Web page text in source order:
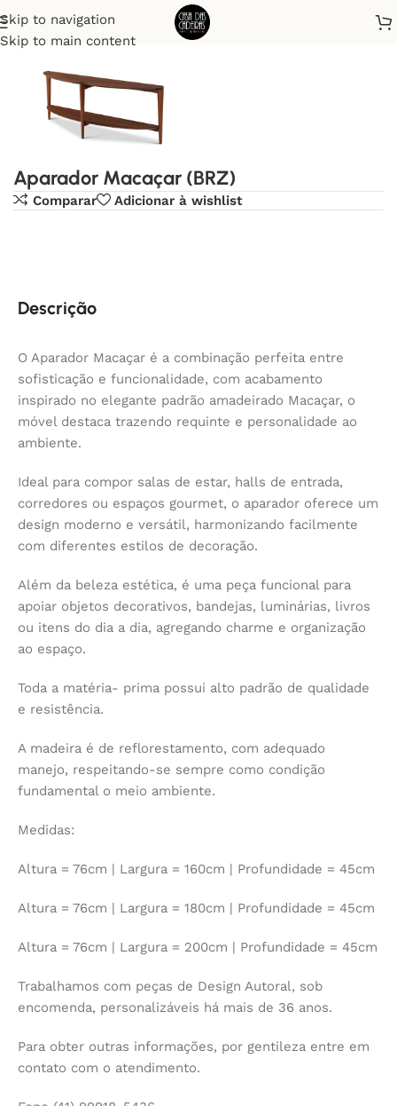
Skip to navigation
Skip to main content
Início Aparadores
Aparador Macaçar (BRZ)
Comparar Adicionar à wishlist
Descrição
O Aparador Macaçar é a combinação perfeita entre
sofisticação e funcionalidade, com acabamento
inspirado no elegante padrão amadeirado Macaçar, o
móvel destaca trazendo requinte e personalidade ao
ambiente.
Ideal para compor salas de estar, halls de entrada,
corredores ou espaços gourmet, o aparador oferece um
design moderno e versátil, harmonizando facilmente
com diferentes estilos de decoração.
Além da beleza estética, é uma peça funcional para
apoiar objetos decorativos, bandejas, luminárias, livros
ou itens do dia a dia, agregando charme e organização
ao espaço.
Toda a matéria- prima possui alto padrão de qualidade
e resistência.
A madeira é de reflorestamento, com adequado
manejo, respeitando-se sempre como condição
fundamental o meio ambiente.
Medidas:
Altura = 76cm | Largura = 160cm | Profundidade = 45cm
Altura = 76cm | Largura = 180cm | Profundidade = 45cm
Altura = 76cm | Largura = 200cm | Profundidade = 45cm
Trabalhamos com peças de Design Autoral, sob
encomenda, personalizáveis há mais de 36 anos.
Para obter outras informações, por gentileza entre em
contato com o atendimento.